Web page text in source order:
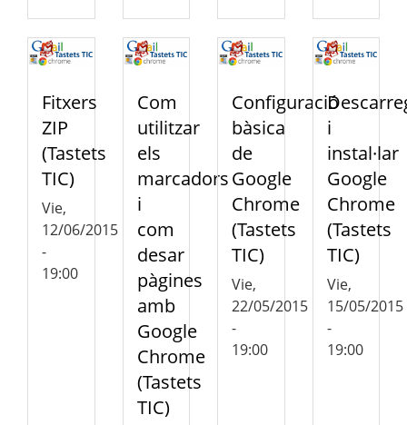
Fitxers
ZIP
(Tastets
TIC)
Vie,
12/06/2015
-
19:00
Com
utilitzar
els
marcadors
i
com
desar
pàgines
amb
Google
Chrome
(Tastets
TIC)
Configuració
bàsica
de
Google
Chrome
(Tastets
TIC)
Vie,
22/05/2015
-
19:00
i
instal·lar
Google
Chrome
(Tastets
TIC)
Vie,
15/05/2015
-
19:00